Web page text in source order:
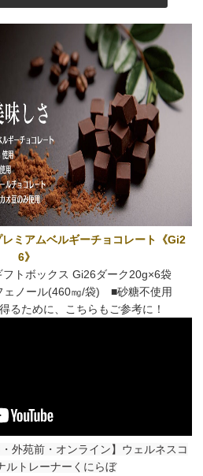
ミアムベルギーチョコレート《Gi2
6》
フトボックス Gi26ダーク20g×6袋
ノール(460㎎/袋) ■砂糖不使用
るために、こちらもご参考に！
外苑前・オンライン】ウェルネスコ
ルトレーナーくにらぼ